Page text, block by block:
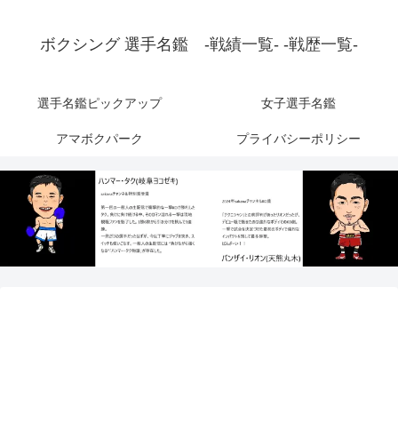
ボクシング 選手名鑑 -戦績一覧- -戦歴一覧-
選手名鑑ピックアップ 女子選手名鑑
アマボクパーク プライバシーポリシー